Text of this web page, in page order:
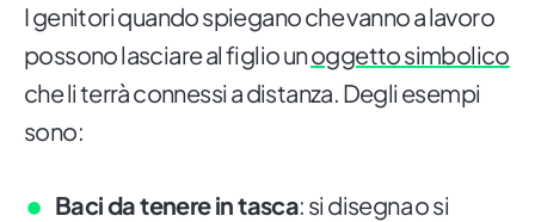
I genitori quando spiegano che vanno a lavoro
possono lasciare al figlio unoggetto simbolico
che li terrà connessi a distanza. Degli esempi
sono:
Baci da tenere in tasca: si disegna o si